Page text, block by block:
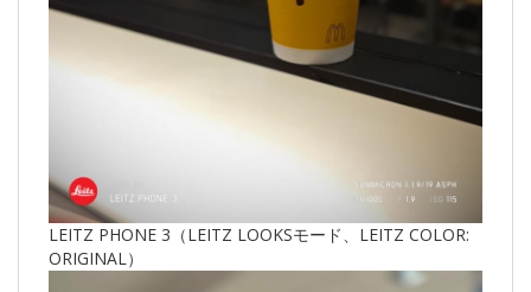
LEITZ PHONE 3（LEITZ LOOKSモード、LEITZ COLOR:
ORIGINAL）